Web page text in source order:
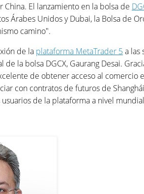
El lanzamiento en la bolsa de
Árabes Unidos y Dubai, la Bolsa de
camino".
de la plataforma MetaTrader 5 a las
la bolsa DGCX, Gaurang Desai.
de obtener acceso al comercio
con contratos de futuros de
de la plataforma a nivel